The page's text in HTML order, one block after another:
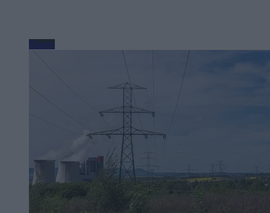
Biznes